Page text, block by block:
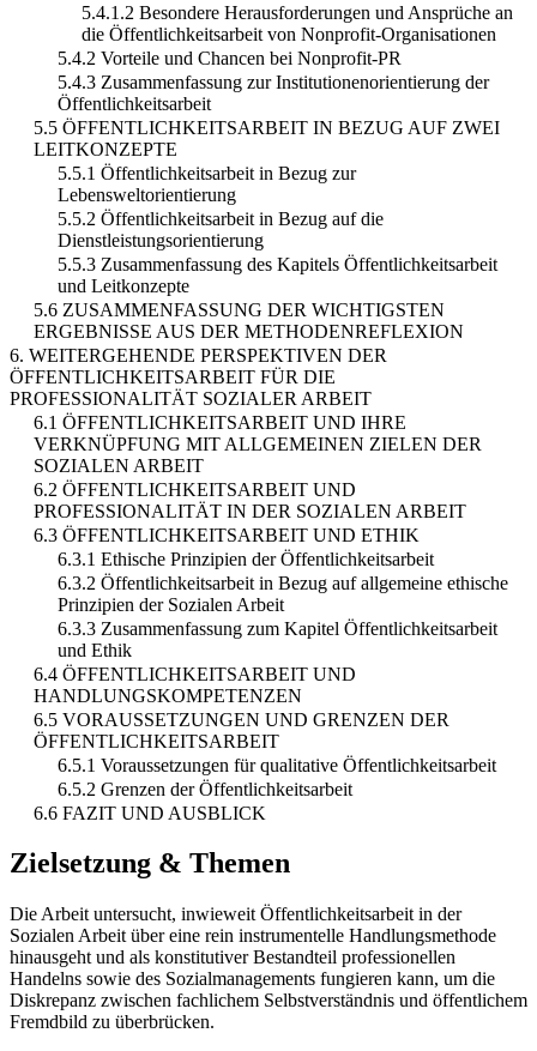
5.4.1.2 Besondere Herausforderungen und Ansprüche an
die Öffentlichkeitsarbeit von Nonprofit-Organisationen
5.4.2 Vorteile und Chancen bei Nonprofit-PR
5.4.3 Zusammenfassung zur Institutionenorientierung der
Öffentlichkeitsarbeit
5.5 ÖFFENTLICHKEITSARBEIT IN BEZUG AUF ZWEI
LEITKONZEPTE
5.5.1 Öffentlichkeitsarbeit in Bezug zur
Lebensweltorientierung
5.5.2 Öffentlichkeitsarbeit in Bezug auf die
Dienstleistungsorientierung
5.5.3 Zusammenfassung des Kapitels Öffentlichkeitsarbeit
und Leitkonzepte
5.6 ZUSAMMENFASSUNG DER WICHTIGSTEN
ERGEBNISSE AUS DER METHODENREFLEXION
6. WEITERGEHENDE PERSPEKTIVEN DER
ÖFFENTLICHKEITSARBEIT FÜR DIE
PROFESSIONALITÄT SOZIALER ARBEIT
6.1 ÖFFENTLICHKEITSARBEIT UND IHRE
VERKNÜPFUNG MIT ALLGEMEINEN ZIELEN DER
SOZIALEN ARBEIT
6.2 ÖFFENTLICHKEITSARBEIT UND
PROFESSIONALITÄT IN DER SOZIALEN ARBEIT
6.3 ÖFFENTLICHKEITSARBEIT UND ETHIK
6.3.1 Ethische Prinzipien der Öffentlichkeitsarbeit
6.3.2 Öffentlichkeitsarbeit in Bezug auf allgemeine ethische
Prinzipien der Sozialen Arbeit
6.3.3 Zusammenfassung zum Kapitel Öffentlichkeitsarbeit
und Ethik
6.4 ÖFFENTLICHKEITSARBEIT UND
HANDLUNGSKOMPETENZEN
6.5 VORAUSSETZUNGEN UND GRENZEN DER
ÖFFENTLICHKEITSARBEIT
6.5.1 Voraussetzungen für qualitative Öffentlichkeitsarbeit
6.5.2 Grenzen der Öffentlichkeitsarbeit
6.6 FAZIT UND AUSBLICK
Zielsetzung & Themen
Die Arbeit untersucht, inwieweit Öffentlichkeitsarbeit in der
Sozialen Arbeit über eine rein instrumentelle Handlungsmethode
hinausgeht und als konstitutiver Bestandteil professionellen
Handelns sowie des Sozialmanagements fungieren kann, um die
Diskrepanz zwischen fachlichem Selbstverständnis und öffentlichem
Fremdbild zu überbrücken.